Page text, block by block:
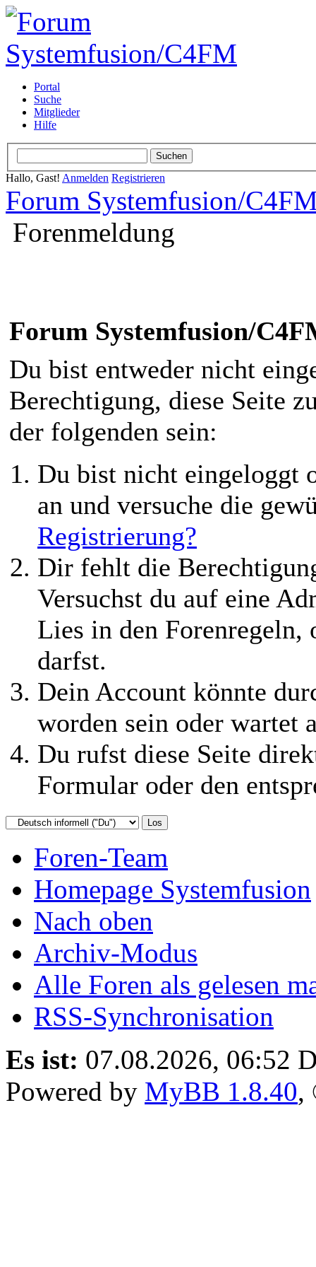
Portal
Suche
Mitglieder
Hilfe
Hallo, Gast! Anmelden Registrieren
Forum Systemfusion/
Forenmeldung
Forum Systemfusion/
Du bist entweder nicht
Berechtigung, diese Seite
der folgenden sein:
Du bist nicht eingeloggt
an und versuche die
Registrierung?
Dir fehlt die
Versuchst du auf eine
Lies in den Forenregeln,
darfst.
Dein Account könnte
worden sein oder wartet
Du rufst diese Seite
Formular oder den
Foren-Team
Homepage Systemfusion
Nach oben
Archiv-Modus
Alle Foren als gelesen
RSS-Synchronisation
Es ist: 07.08.2026, 06:52
Powered by MyBB 1.8.40,